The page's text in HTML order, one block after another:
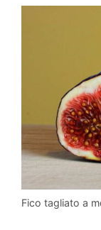
Fico tagliato a